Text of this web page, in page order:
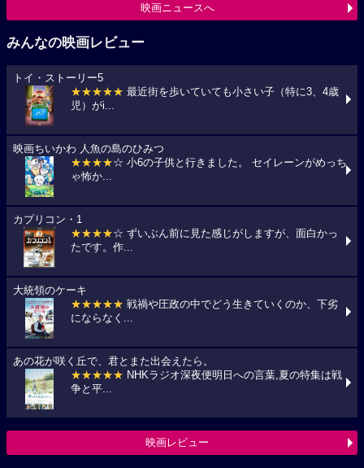
映画ニュースへ
みんなの映画レビュー
トイ・ストーリー5
★★★★★ 最近街を歩いていても小さい子（特に3、4歳
児）がi...
映画ちいかわ 人魚の島のひみつ
★★★★☆ 小6の子供と行きました。 セイレーンがめっち
ゃ怖か...
カプリコン・1
★★★★☆ ずいぶん前に見た感じがしますが、面白かっ
たです。作...
大統領のケーキ
★★★★★ 戦禍や圧政の中でどう生きていくのか、下劣
にならなく...
あの花が咲く丘で、君とまた出会えたら。
★★★★★ NHKラジオ深夜便明日への言葉,夏の特集は戦
争と平...
映画レビュー